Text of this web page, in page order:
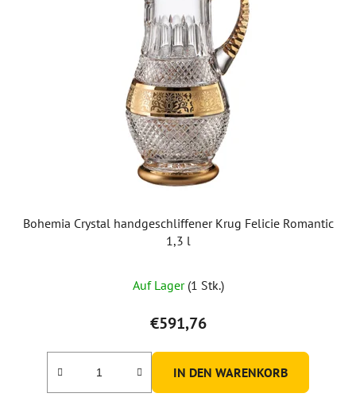
Bohemia Crystal handgeschliffener Krug Felicie Romantic
1,3 l
Auf Lager (1 Stk.)
€591,76
IN DEN WARENKORB